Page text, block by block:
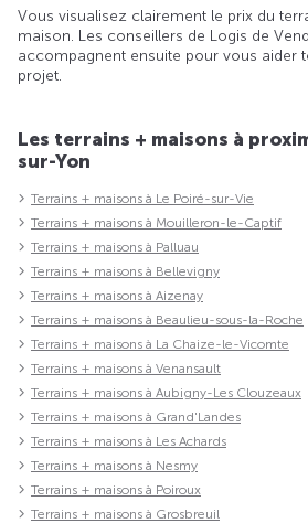
Vous visualisez clairement le prix du
maison. Les conseillers de Logis de
accompagnent ensuite pour vous aider
projet.
Les terrains + maisons à
sur-Yon
Terrains + maisons à Le Poiré-sur-Vie
Terrains + maisons à Mouilleron-le-Captif
Terrains + maisons à Palluau
Terrains + maisons à Bellevigny
Terrains + maisons à Aizenay
Terrains + maisons à Beaulieu-sous-la-Roche
Terrains + maisons à La Chaize-le-Vicomte
Terrains + maisons à Venansault
Terrains + maisons à Aubigny-Les Clouzeaux
Terrains + maisons à Grand'Landes
Terrains + maisons à Les Achards
Terrains + maisons à Nesmy
Terrains + maisons à Poiroux
Terrains + maisons à Grosbreuil